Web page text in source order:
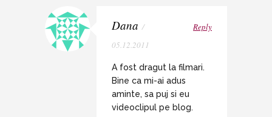
Dana /
05.12.2011
Reply
A fost dragut la filmari.
Bine ca mi-ai adus
aminte, sa puj si eu
videoclipul pe blog.